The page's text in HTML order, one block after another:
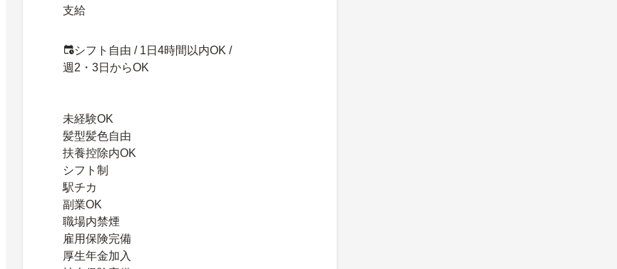
支給
シフト自由 / 1日4時間以内OK /
週2・3日からOK
未経験OK
髪型髪色自由
扶養控除内OK
シフト制
駅チカ
副業OK
職場内禁煙
雇用保険完備
厚生年金加入